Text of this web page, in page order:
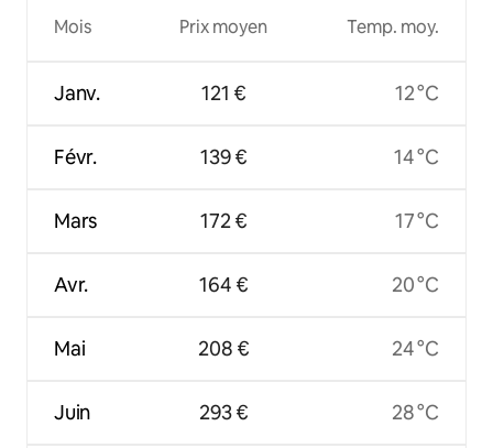
Mois
Janv.
Févr.
Mars
Avr.
Mai
Juin
Prix moyen
121 €
139 €
172 €
164 €
208 €
293 €
Temp. moy.
12 °C
14 °C
17 °C
20 °C
24 °C
28 °C